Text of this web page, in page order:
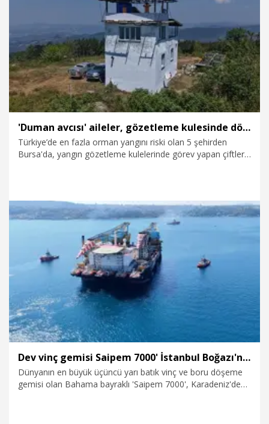
Sağlık-Yaşam
'Duman avcısı' aileler, gözetleme kulesinde dönüşümlü nöbet tutarak yeşil vatanı koruyor
Türkiye’de en fazla orman yangını riski olan 5 şehirden
Bursa'da, yangın gözetleme kulelerinde görev yapan çiftler,
Mustafakemalpaşa, Orhaneli ve Balıkesir’in Susurluk
ilçesindeki ormanları gözetliyor. 3 çocuğunu da kulede
büyüttüklerini söyleyen Ayşe Kaya, kendisinin gündüz, eşinin
ise geceleri nöbet tuttuğunu belirtti.
6.08.2026 Foto Galeri
Dev vinç gemisi Saipem 7000' İstanbul Boğazı'ndan geçti
Dünyanın en büyük üçüncü yarı batık vinç ve boru döşeme
gemisi olan Bahama bayraklı 'Saipem 7000', Karadeniz'den